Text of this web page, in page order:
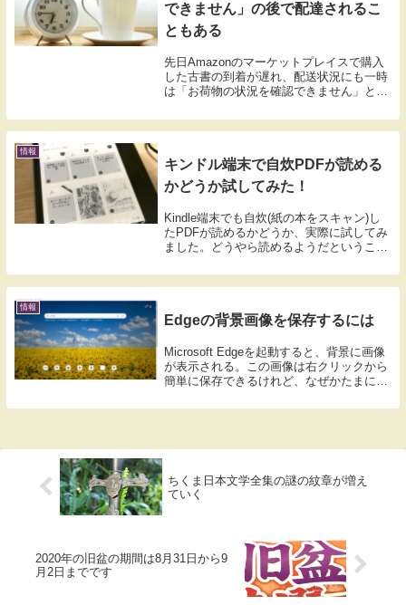
できません」の後で配達されるこ
ともある
先日Amazonのマーケットプレイスで購入
した古書の到着が遅れ、配送状況にも一時
は「お荷物の状況を確認できません」と表
ていたら、無事商品が配達された。発送さ
れてから、配達まで9日もかかっていた。
情報
キンドル端末で自炊PDFが読める
かどうか試してみた！
Kindle端末でも自炊(紙の本をスキャン)し
たPDFが読めるかどうか、実際に試してみ
ました。どうやら読めるようだということ
ぼくの環境でも実際に試してみて、読める
ことを確認しました。ファイルのコピーも
情報
Edgeの背景画像を保存するには
Microsoft Edgeを起動すると、背景に画像
が表示される。この画像は右クリックから
簡単に保存できるけれど、なぜかたまに拡
いることがある。その場合はjpgに変更する
ちくま日本文学全集の謎の紋章が増え
ていく
2020年の旧盆の期間は8月31日から9
月2日までです